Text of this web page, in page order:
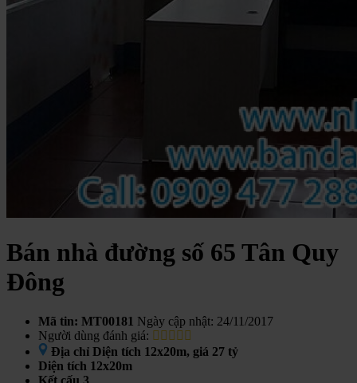
Bán nhà đường số 65 Tân Quy
Đông
Mã tin: MT00181 Ngày cập nhật: 24/11/2017
Người dùng đánh giá:
Địa chỉ Diện tích 12x20m, giá 27 tỷ
Diện tích 12x20m
Kết cấu 3